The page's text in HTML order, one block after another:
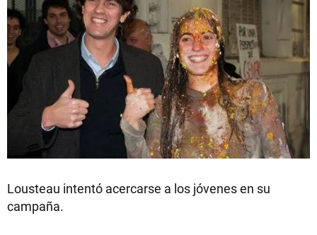
Lousteau intentó acercarse a los jóvenes en su
campaña.